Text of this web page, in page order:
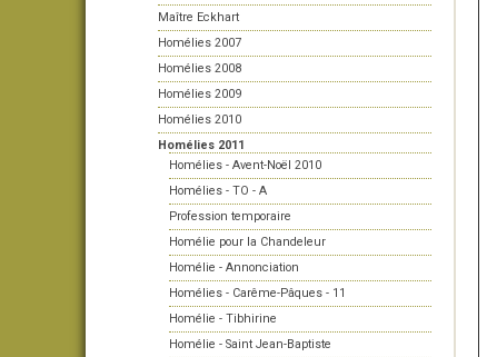
Maître Eckhart
Homélies 2007
Homélies 2008
Homélies 2009
Homélies 2010
Homélies 2011
Homélies - Avent-Noël 2010
Homélies - TO - A
Profession temporaire
Homélie pour la Chandeleur
Homélie - Annonciation
Homélies - Carême-Pâques - 11
Homélie - Tibhirine
Homélie - Saint Jean-Baptiste